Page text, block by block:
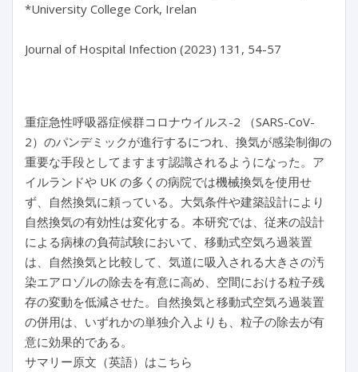
*University College Cork, Irelan
Journal of Hospital Infection (2023) 131, 54-57
重症急性呼吸器症候群コロナウイルス-2 （SARS-CoV-
2）のパンデミックが進行するにつれ、換気が感染制御の
重要な手段としてますます認識されるようになった。ア
イルランドや UK の多くの病院では機械換気を使用せ
ず、自然換気に頼っている。大気条件や建築設計により
自然換気の有効性は変化する。本研究では、従来の設計
による病棟の負荷試験において、移動式空気ろ過装置
は、自然換気と比較して、気道に吸入される大きさの汚
染エアロゾルの除去を有意に高め、空間における粒子残
存の変動を低減させた。自然換気と移動式空気ろ過装置
の併用は、いずれかの単独介入よりも、粒子の除去が有
意に効果的である。
サマリー原文（英語）はこちら